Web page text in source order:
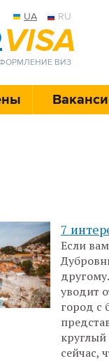
UA RU
ВИЗ
7
Если
уводит
город с
круглый
сейчас,